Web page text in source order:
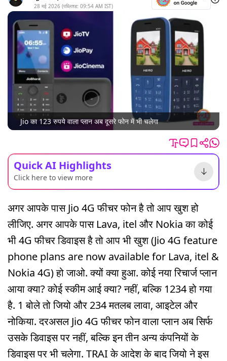
28 मई 2026 (पब्लिश्ड: 09:54 AM IST)
Jio का 123 रुपये वाला प्लान अब दूसरे फोन में भी चलेगा
Quick AI Highlights
Click here to view more
अगर आपके पास Jio 4G फीचर फोन है तो आप खुश हो
लीजिए. अगर आपके पास Lava, itel और Nokia का कोई
भी 4G फीचर डिवाइस है तो आप भी खुश (Jio 4G feature
phone plans are now available for Lava, itel &
Nokia 4G) हो जाओ. क्यों क्या हुआ. कोई नया रिचार्ज प्लान
आया क्या? कोई स्कीम आई क्या? नहीं, बल्कि 1234 हो गया
है. 1 बोले तो जियो और 234 मतलब लावा, आइटेल और
नोकिया. दरअसल Jio 4G फीचर फोन वाला प्लान अब सिर्फ
उसके डिवाइस पर नहीं, बल्कि इन तीन अन्य कंपनियों के
डिवाइस पर भी चलेगा. TRAI के आदेश के बाद जियो ने इस